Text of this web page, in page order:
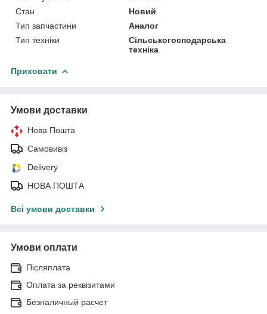
Стан
Новий
Тип запчастини
Аналог
Тип техніки
Сільськогосподарська
техніка
Приховати
Умови доставки
Нова Пошта
Самовивіз
Delivery
НОВА ПОШТА
Всі умови доставки
Умови оплати
Післяплата
Оплата за реквізитами
Безналичный расчет